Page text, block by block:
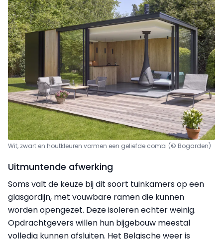
Wit, zwart en houtkleuren vormen een geliefde combi (© Bogarden)
Uitmuntende afwerking
Soms valt de keuze bij dit soort tuinkamers op een
glasgordijn, met vouwbare ramen die kunnen
worden opengezet. Deze isoleren echter weinig.
Opdrachtgevers willen hun bijgebouw meestal
volledig kunnen afsluiten. Het Belgische weer is